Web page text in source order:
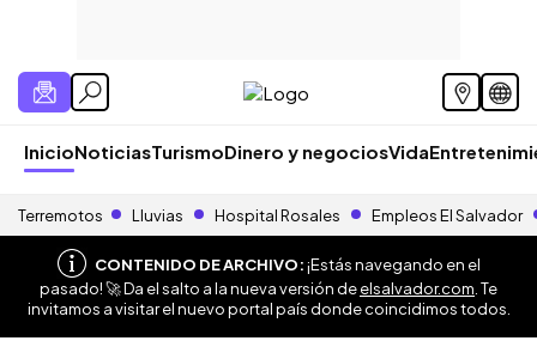
InicioNoticiasTurismoDinero y negociosVida
Terremotos Lluvias Hospital Rosales Empleos El Salvador
CONTENIDO DE ARCHIVO:¡Estás navegando en el
pasado! 🚀 Da el salto a la nueva versión deelsalvador.com . Te
invitamos a visitar el nuevo portal país donde coincidimos todos.